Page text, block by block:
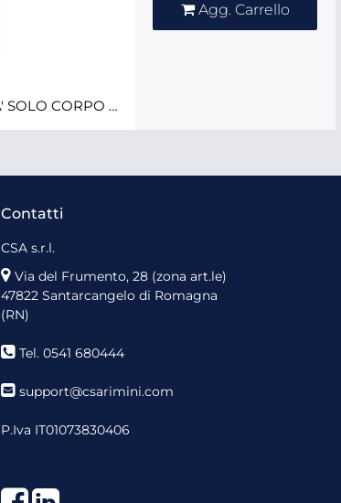
PISTOLA IWATA AZ3HTE2 A GRAVITA' SOLO CORPO +TAZZA
Agg. Carrello
Contatti
CSA s.r.l.
Via del Frumento, 28 (zona art.le)
47822 Santarcangelo di Romagna
(RN)
Tel. 0541 680444
support@csarimini.com
P.Iva IT01073830406
Facebook
LinkedIn